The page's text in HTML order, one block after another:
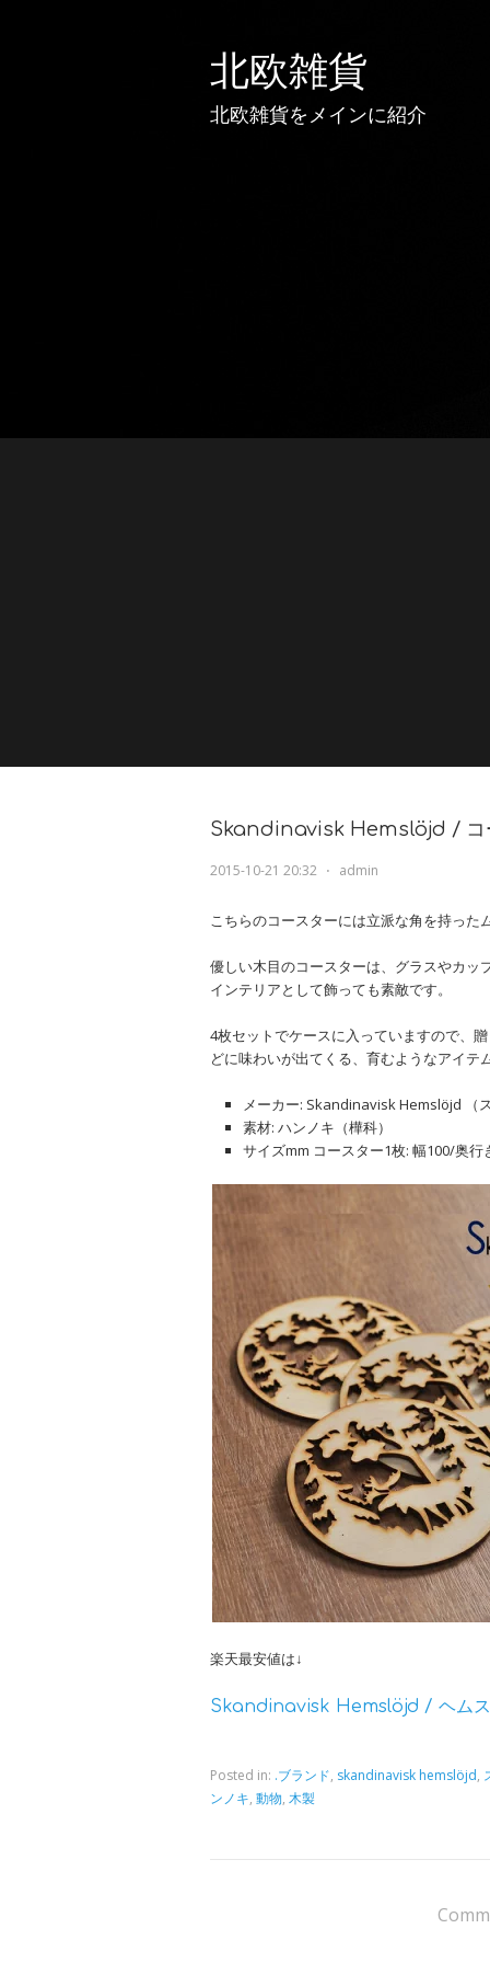
北欧雑貨
北欧雑貨をメインに紹介
Skandinavisk Hemslöjd / コ
2015-10-21 20:32 ⋅ admin
こちらのコースターには立派な角を持った
優しい木目のコースターは、グラスやカッ
インテリアとして飾っても素敵です。
4枚セットでケースに入っていますので、
どに味わいが出てくる、育むようなアイテム
メーカー: Skandinavisk Hemslöjd （
素材: ハンノキ（樺科）
サイズmm コースター1枚: 幅100/奥行
楽天最安値は↓
Skandinavisk Hemslöjd / ヘムス
Posted in: .ブランド, skandinavisk hemslöjd,
ンノキ, 動物, 木製